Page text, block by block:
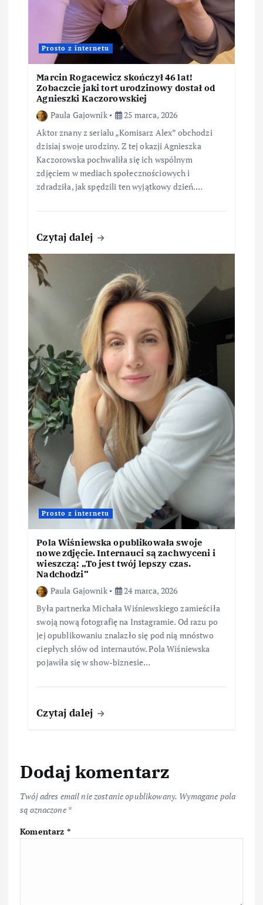
Prosto z internetu
Marcin Rogacewicz skończył 46 lat!
Zobaczcie jaki tort urodzinowy dostał od
Agnieszki Kaczorowskiej
Paula Gajownik
25 marca, 2026
Aktor znany z serialu „Komisarz Alex” obchodzi
dzisiaj swoje urodziny. Z tej okazji Agnieszka
Kaczorowska pochwaliła się ich wspólnym
zdjęciem w mediach społecznościowych i
zdradziła, jak spędzili ten wyjątkowy dzień.…
Czytaj dalej
Prosto z internetu
Pola Wiśniewska opublikowała swoje
nowe zdjęcie. Internauci są zachwyceni i
wieszczą: „To jest twój lepszy czas.
Nadchodzi”
Paula Gajownik
24 marca, 2026
Była partnerka Michała Wiśniewskiego zamieściła
swoją nową fotografię na Instagramie. Od razu po
jej opublikowaniu znalazło się pod nią mnóstwo
ciepłych słów od internautów. Pola Wiśniewska
pojawiła się w show-biznesie…
Czytaj dalej
Dodaj komentarz
Twój adres email nie zostanie opublikowany. Wymagane pola
są oznaczone *
Komentarz *